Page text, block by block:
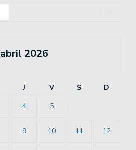
abril 2026
J V S
D
4 5
9 10 11 12